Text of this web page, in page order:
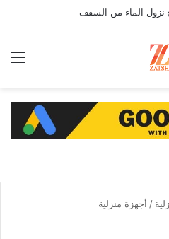
نزول الماء من السقف
/ أجهزة منزلية